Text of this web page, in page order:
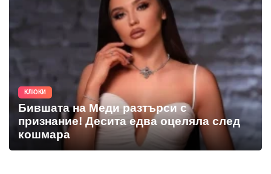
КЛЮКИ
Бившата на Меди разтърси с
признание! Десита едва оцеляла след
кошмара